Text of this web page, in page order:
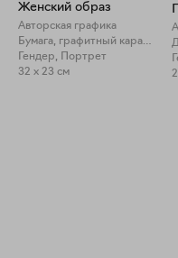
Женский образ
Авторская графика
Бумага, графитный карандаш
Гендер, Портрет
32 x 23 см